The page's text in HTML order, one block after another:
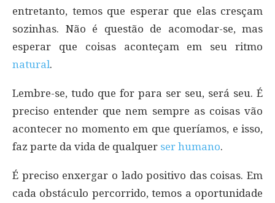
entretanto, temos que esperar que elas cresçam
sozinhas. Não é questão de acomodar-se, mas
esperar que coisas aconteçam em seu ritmo
natural.
Lembre-se, tudo que for para ser seu, será seu. É
preciso entender que nem sempre as coisas vão
acontecer no momento em que queríamos, e isso,
faz parte da vida de qualquer ser humano.
É preciso enxergar o lado positivo das coisas. Em
cada obstáculo percorrido, temos a oportunidade